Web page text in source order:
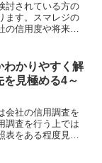
討されている方の
ます。スマレジの
の信用度や将来性
ついてIT導入補助
所...
わかりやすく解
見極める4～
会社の信用調査を
調査を行う上では
をある程度見ら